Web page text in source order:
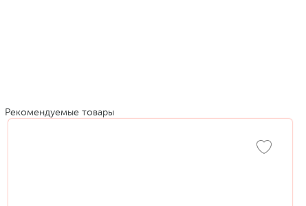
Рекомендуемые товары